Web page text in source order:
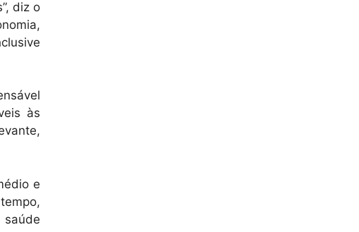
diz o
às
e